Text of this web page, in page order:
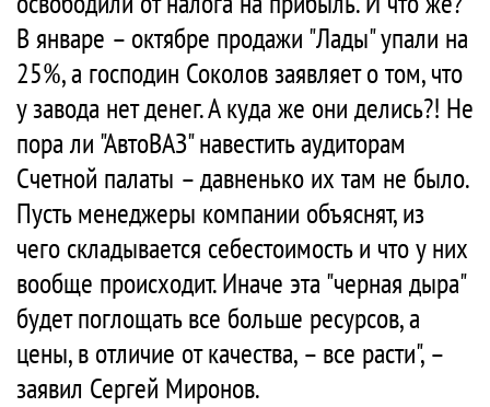
В январе – октябре продажи "Лады" упали на
25%, а господин Соколов заявляет о том, что
у завода нет денег. А куда же они делись?! Не
пора ли "АвтоВАЗ" навестить аудиторам
Счетной палаты – давненько их там не было.
Пусть менеджеры компании объяснят, из
чего складывается себестоимость и что у них
вообще происходит. Иначе эта "черная дыра"
будет поглощать все больше ресурсов, а
цены, в отличие от качества, – все расти", –
заявил Сергей Миронов.